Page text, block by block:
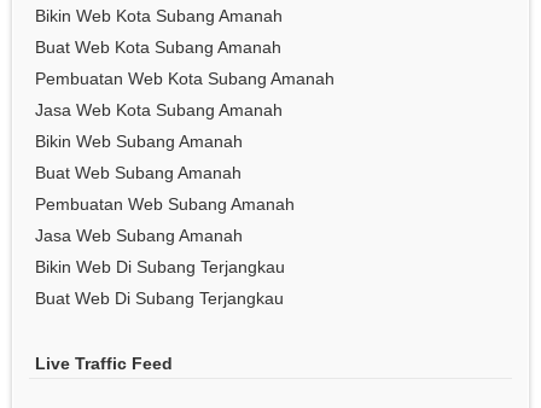
Bikin Web Kota Subang Amanah
Buat Web Kota Subang Amanah
Pembuatan Web Kota Subang Amanah
Jasa Web Kota Subang Amanah
Bikin Web Subang Amanah
Buat Web Subang Amanah
Pembuatan Web Subang Amanah
Jasa Web Subang Amanah
Bikin Web Di Subang Terjangkau
Buat Web Di Subang Terjangkau
Live Traffic Feed